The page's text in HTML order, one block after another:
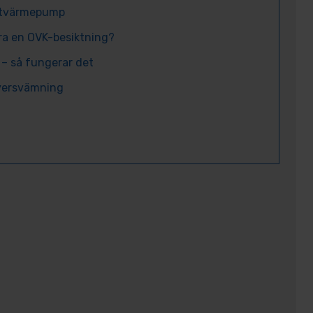
en OVK-besiktning?
så fungerar det